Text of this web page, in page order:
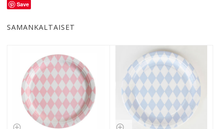
Save
SAMANKALTAISET